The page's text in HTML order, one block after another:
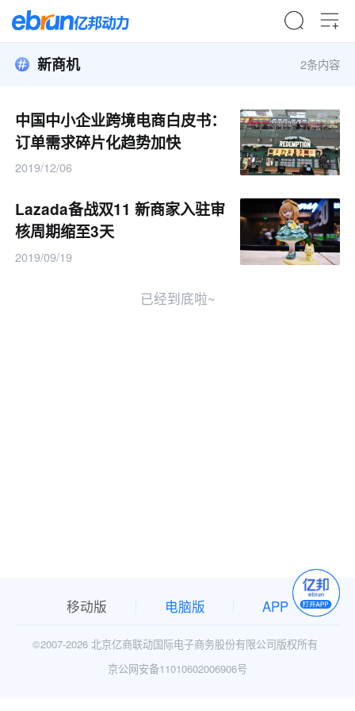
新商机 2条内容
中国中小企业跨境电商白皮书：
订单需求碎片化趋势加快
2019/12/06
Lazada备战双11 新商家入驻审
核周期缩至3天
2019/09/19
已经到底啦~
移动版 电脑版 APP
©2007-2026 北京亿商联动国际电子商务股份有限公司版权所有
京公网安备11010602006906号